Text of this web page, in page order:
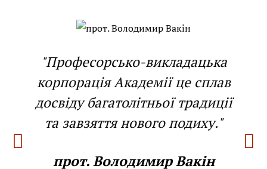
"Професорсько-викладацька
корпорація Академії це сплав
досвіду багатолітньої традиції
та завзяття нового подиху."
прот. Володимир Вакін